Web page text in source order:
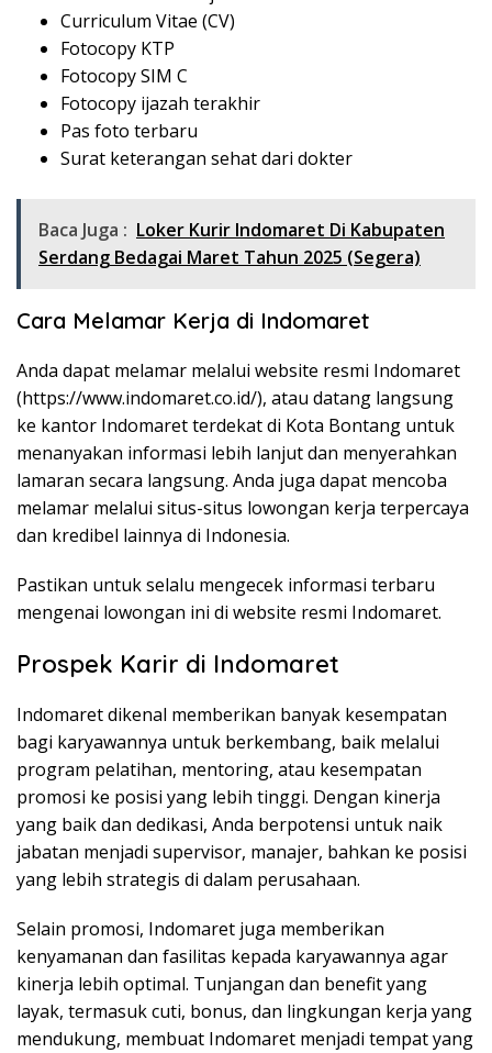
Curriculum Vitae (CV)
Fotocopy KTP
Fotocopy SIM C
Fotocopy ijazah terakhir
Pas foto terbaru
Surat keterangan sehat dari dokter
Baca Juga : Loker Kurir Indomaret Di Kabupaten
Serdang Bedagai Maret Tahun 2025 (Segera)
Cara Melamar Kerja di Indomaret
Anda dapat melamar melalui website resmi Indomaret
(https://www.indomaret.co.id/), atau datang langsung
ke kantor Indomaret terdekat di Kota Bontang untuk
menanyakan informasi lebih lanjut dan menyerahkan
lamaran secara langsung. Anda juga dapat mencoba
melamar melalui situs-situs lowongan kerja terpercaya
dan kredibel lainnya di Indonesia.
Pastikan untuk selalu mengecek informasi terbaru
mengenai lowongan ini di website resmi Indomaret.
Prospek Karir di Indomaret
Indomaret dikenal memberikan banyak kesempatan
bagi karyawannya untuk berkembang, baik melalui
program pelatihan, mentoring, atau kesempatan
promosi ke posisi yang lebih tinggi. Dengan kinerja
yang baik dan dedikasi, Anda berpotensi untuk naik
jabatan menjadi supervisor, manajer, bahkan ke posisi
yang lebih strategis di dalam perusahaan.
Selain promosi, Indomaret juga memberikan
kenyamanan dan fasilitas kepada karyawannya agar
kinerja lebih optimal. Tunjangan dan benefit yang
layak, termasuk cuti, bonus, dan lingkungan kerja yang
mendukung, membuat Indomaret menjadi tempat yang